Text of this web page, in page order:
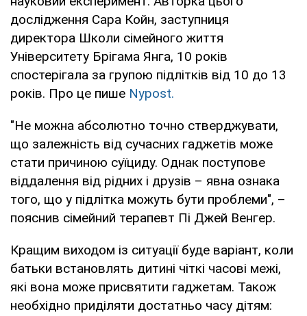
дослідження Сара Койн, заступниця
директора Школи сімейного життя
Університету Брігама Янга, 10 років
спостерігала за групою підлітків від 10 до 13
років. Про це пише Nypost.
"Не можна абсолютно точно стверджувати,
що залежність від сучасних гаджетів може
стати причиною суїциду. Однак поступове
віддалення від рідних і друзів – явна ознака
того, що у підлітка можуть бути проблеми", –
пояснив сімейний терапевт Пі Джей Венгер.
Кращим виходом із ситуації буде варіант, коли
батьки встановлять дитині чіткі часові межі,
які вона може присвятити гаджетам. Також
необхідно приділяти достатньо часу дітям: